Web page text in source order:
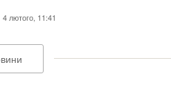
4 лютого, 11:41